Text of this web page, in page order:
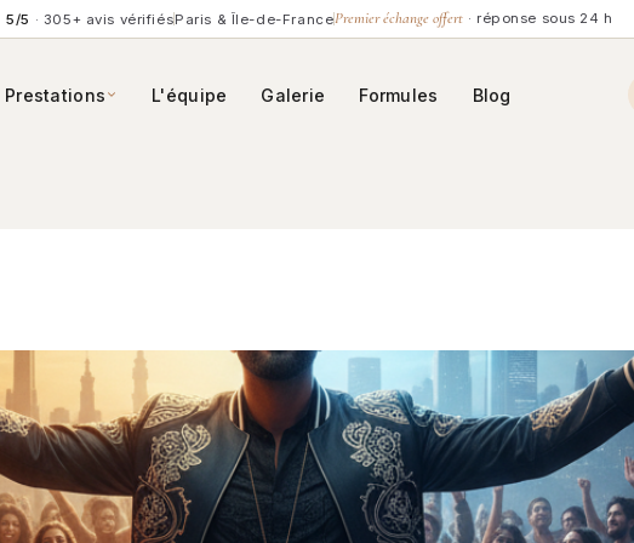
5/5 · 305+ avis vérifiésParis & Île-de-FrancePremier échange offert · réponse sous 24 h
Prestations L'équipe Galerie Formules Blog